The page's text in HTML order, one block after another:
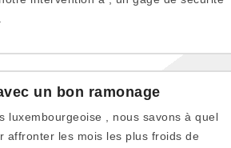
un bon ramonage
luxembourgeoise , nous savons à quel
affronter les mois les plus froids de